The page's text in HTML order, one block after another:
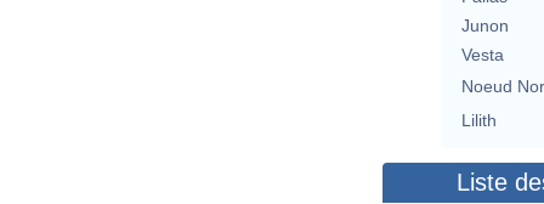
Junon
Vesta
Noeud
Lilith
Liste